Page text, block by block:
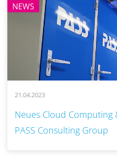
NEWS
21.04.2023
Neues Cloud Computing
PASS Consulting Group